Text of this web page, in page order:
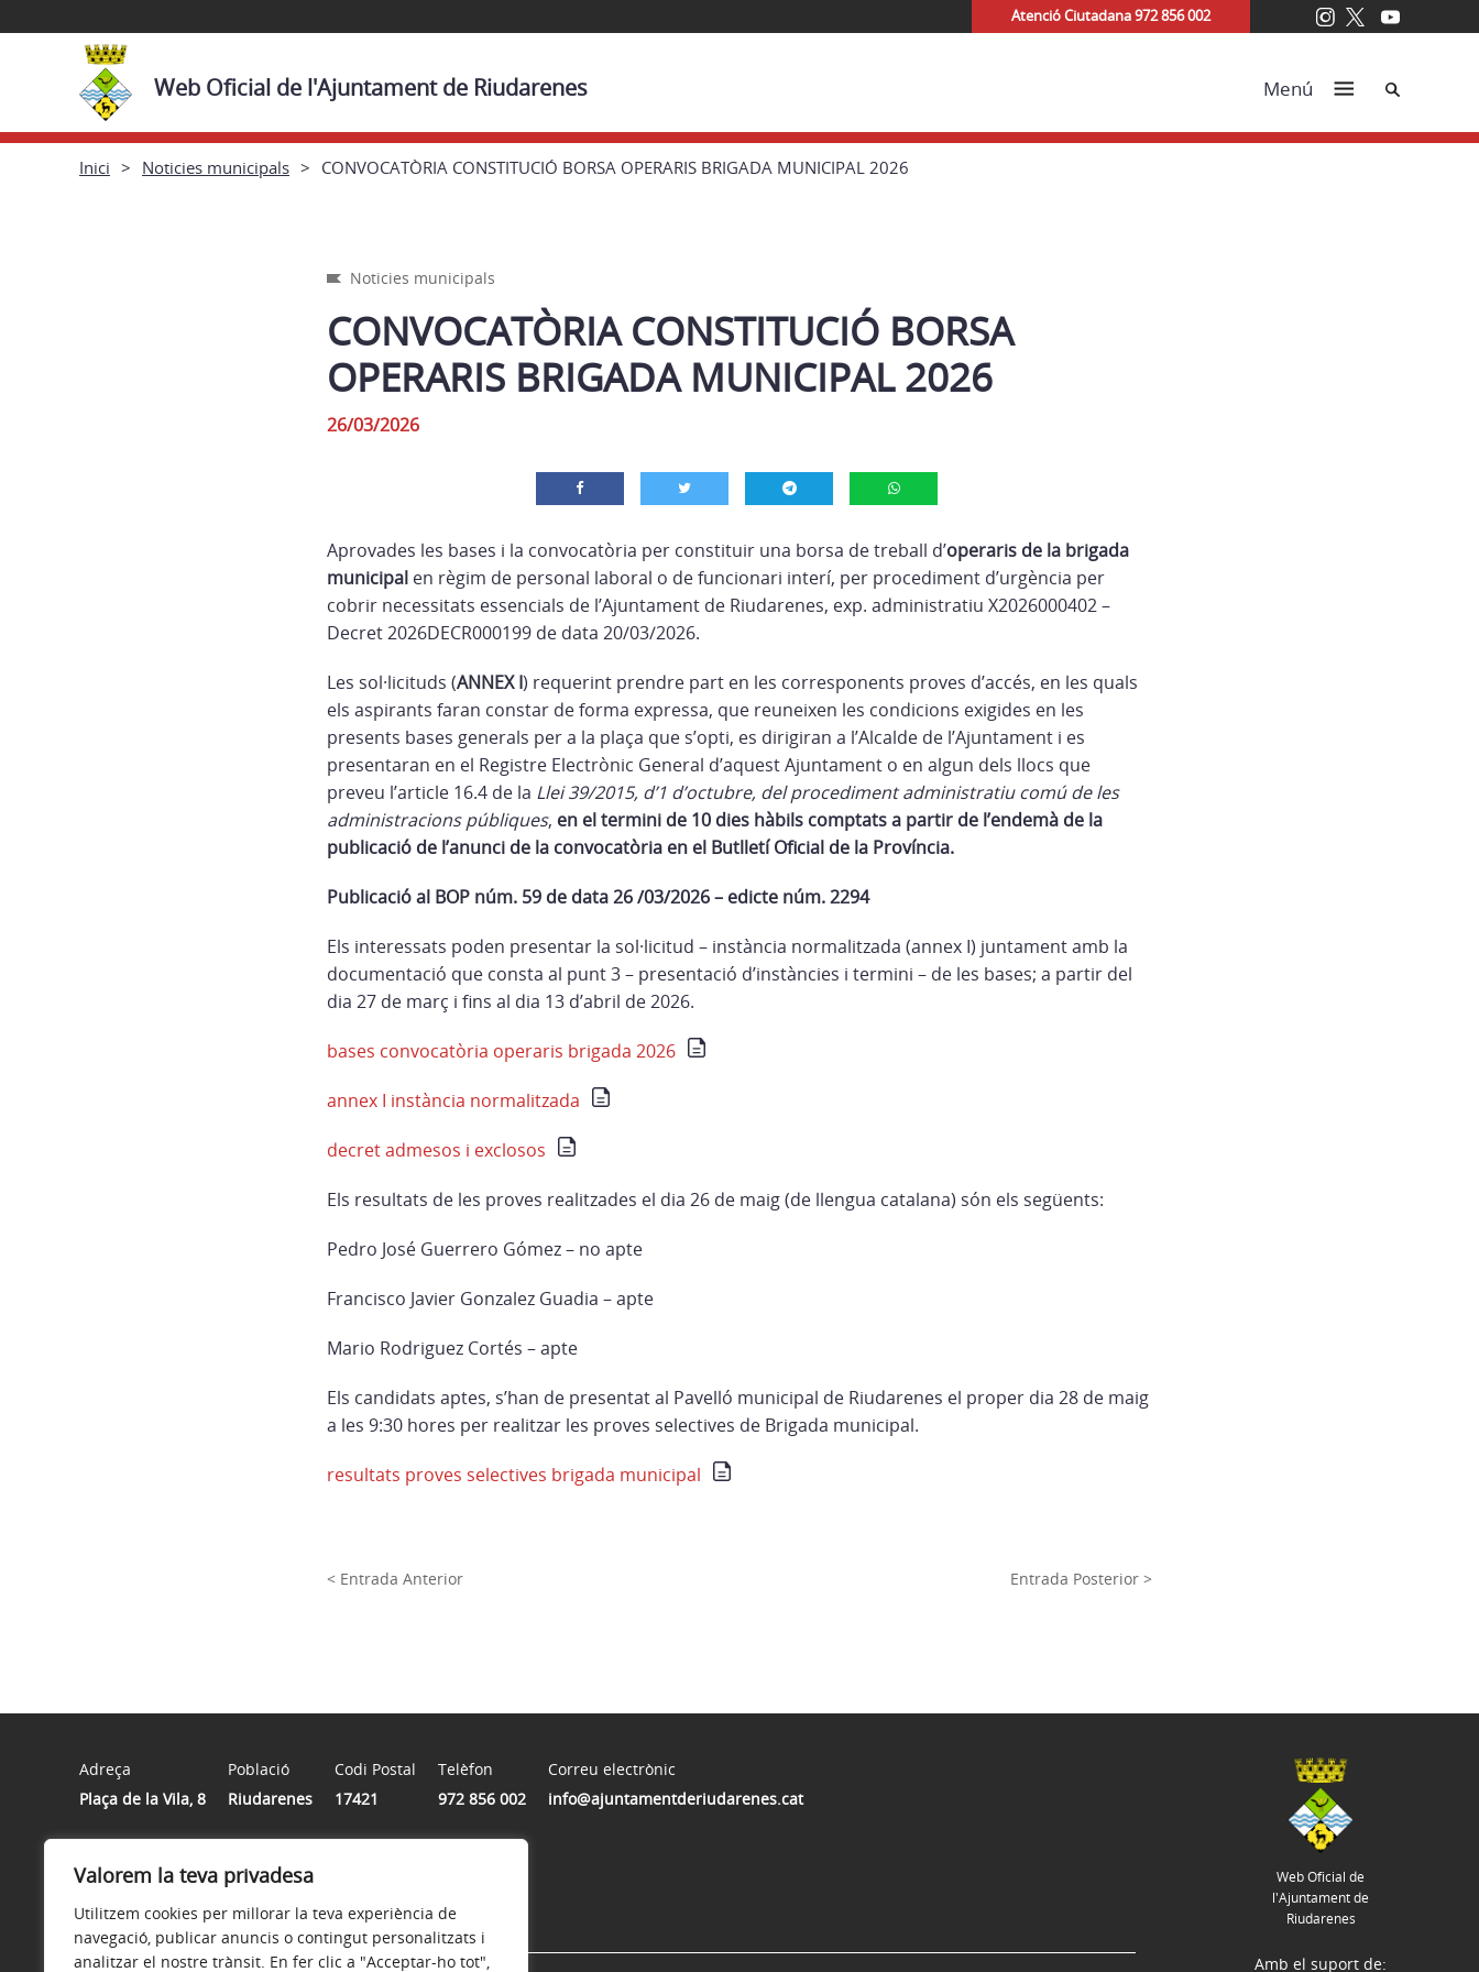
Valorem la teva privadesa
Utilitzem cookies per millorar la teva experiència de
navegació, publicar anuncis o contingut personalitzats i
analitzar el nostre trànsit. En fer clic a "Acceptar-ho tot",
Atenció Ciutadana 972 856 002
Web Oficial de l'Ajuntament de Riudarenes Menú Cerca
Inici Noticies municipals CONVOCATÒRIA CONSTITUCIÓ BORSA OPERARIS BRIGADA MUNICIPAL 2026
Noticies municipals
CONVOCATÒRIA CONSTITUCIÓ BORSA
OPERARIS BRIGADA MUNICIPAL 2026
26/03/2026
Aprovades les bases i la convocatòria per constituir una borsa de treball d’operaris de la brigada
municipal en règim de personal laboral o de funcionari interí, per procediment d’urgència per
cobrir necessitats essencials de l’Ajuntament de Riudarenes, exp. administratiu X2026000402 –
Decret 2026DECR000199 de data 20/03/2026.
Les sol·licituds (ANNEX I) requerint prendre part en les corresponents proves d’accés, en les quals
els aspirants faran constar de forma expressa, que reuneixen les condicions exigides en les
presents bases generals per a la plaça que s’opti, es dirigiran a l’Alcalde de l’Ajuntament i es
presentaran en el Registre Electrònic General d’aquest Ajuntament o en algun dels llocs que
preveu l’article 16.4 de la Llei 39/2015, d’1 d’octubre, del procediment administratiu comú de les
administracions públiques, en el termini de 10 dies hàbils comptats a partir de l’endemà de la
publicació de l’anunci de la convocatòria en el Butlletí Oficial de la Província.
Publicació al BOP núm. 59 de data 26 /03/2026 – edicte núm. 2294
Els interessats poden presentar la sol·licitud – instància normalitzada (annex I) juntament amb la
documentació que consta al punt 3 – presentació d’instàncies i termini – de les bases; a partir del
dia 27 de març i fins al dia 13 d’abril de 2026.
bases convocatòria operaris brigada 2026
annex I instància normalitzada
decret admesos i exclosos
Els resultats de les proves realitzades el dia 26 de maig (de llengua catalana) són els següents:
Pedro José Guerrero Gómez – no apte
Francisco Javier Gonzalez Guadia – apte
Mario Rodriguez Cortés – apte
Els candidats aptes, s’han de presentat al Pavelló municipal de Riudarenes el proper dia 28 de maig
a les 9:30 hores per realitzar les proves selectives de Brigada municipal.
resultats proves selectives brigada municipal
< Entrada Anterior Entrada Posterior >
Adreça
Plaça de la Vila, 8
Població
Riudarenes
Codi Postal
17421
Telèfon
972 856 002
Correu electrònic
info@ajuntamentderiudarenes.cat
Horari
Web Oficial de
l'Ajuntament de
Riudarenes
Amb el suport de: